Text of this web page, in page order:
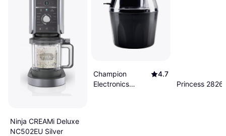
Ninja CREAMi Deluxe
NC502EU Silver
Champion
Electronics
4.7
Princess